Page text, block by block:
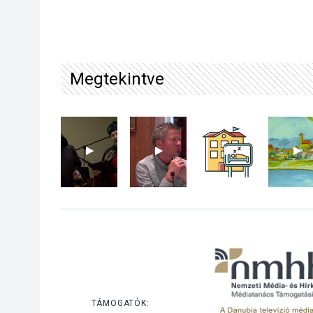
Megtekintve
TÁMOGATÓK: